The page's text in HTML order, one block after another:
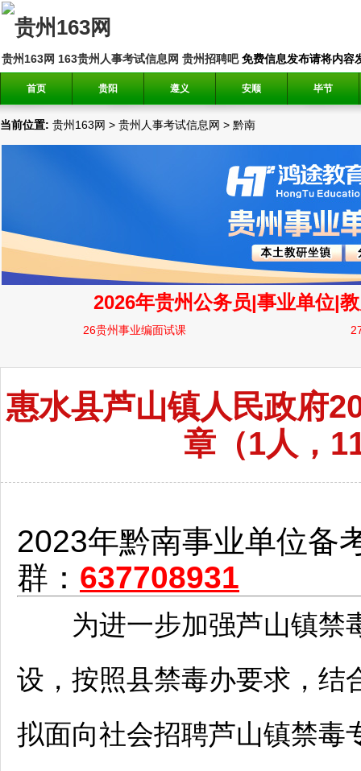
贵州163网 163贵州人事考试信息网 贵州招聘吧免费信息发布请将内容
首页 贵阳 遵义 安顺 毕节
当前位置: 贵州163网 > 贵州人事考试信息网 > 黔南
惠水县芦山镇人民政府
章（1人，
2023年黔南事业单位备
群： 637708931
为进一步加强芦山镇禁
设，按照县禁毒办要求，结
拟面向社会招聘芦山镇禁毒